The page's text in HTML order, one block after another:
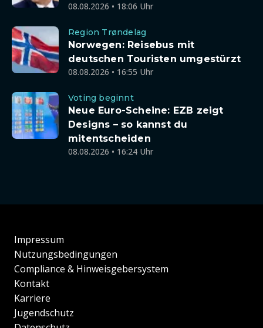
08.08.2026 • 18:06 Uhr
Region Trøndelag
Norwegen: Reisebus mit
deutschen Touristen umgestürzt
08.08.2026 • 16:55 Uhr
Voting beginnt
Neue Euro-Scheine: EZB zeigt
Designs – so kannst du
mitentscheiden
08.08.2026 • 16:24 Uhr
Impressum
Nutzungsbedingungen
Compliance & Hinweisgebersystem
Kontakt
Karriere
Jugendschutz